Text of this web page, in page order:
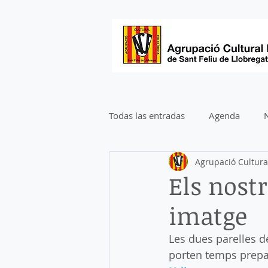
Todas las entradas Agenda
Els
imatge
Agrupació
Les dues parelles
porten temps